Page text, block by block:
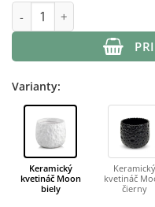
množstvo Keramický
Varianty:
Keramický
kvetináč Moon
biely
Keramický
kvetináč
čierny